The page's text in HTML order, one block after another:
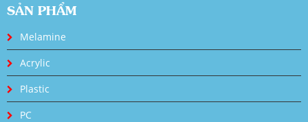
SẢN PHẨM
Melamine
Acrylic
Plastic
PC